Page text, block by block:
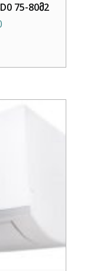
75-80მ2
Current